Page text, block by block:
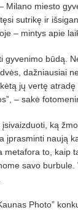
Milano miesto
sutrikę ir
– mintys apie
gyvenimo būdą.
dažniausiai
jų vertę
– sakė
įsivaizduoti, ką
įprasminti naują
metafora to, kaip
savo
Photo”